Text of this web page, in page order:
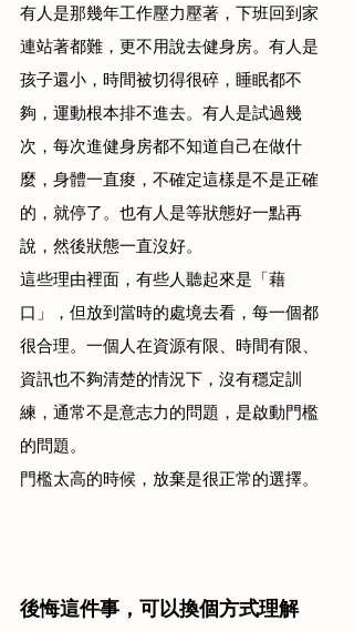
有人是那幾年工作壓力壓著，下班回到家
連站著都難，更不用說去健身房。有人是
孩子還小，時間被切得很碎，睡眠都不
夠，運動根本排不進去。有人是試過幾
次，每次進健身房都不知道自己在做什
麼，身體一直痠，不確定這樣是不是正確
的，就停了。也有人是等狀態好一點再
說，然後狀態一直沒好。
這些理由裡面，有些人聽起來是「藉
口」，但放到當時的處境去看，每一個都
很合理。一個人在資源有限、時間有限、
資訊也不夠清楚的情況下，沒有穩定訓
練，通常不是意志力的問題，是啟動門檻
的問題。
門檻太高的時候，放棄是很正常的選擇。
後悔這件事，可以換個方式理解